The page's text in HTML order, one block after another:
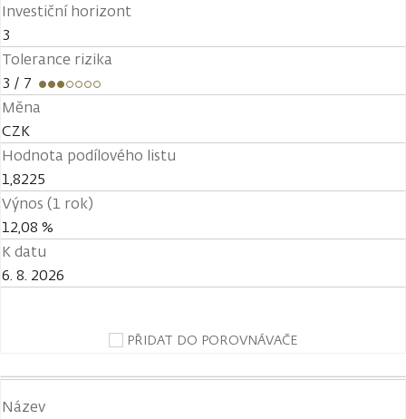
Investiční horizont
3
Tolerance rizika
3 / 7
Měna
CZK
Hodnota podílového listu
1,8225
Výnos (1 rok)
12,08 %
K datu
6. 8. 2026
PŘIDAT DO POROVNÁVAČE
Název